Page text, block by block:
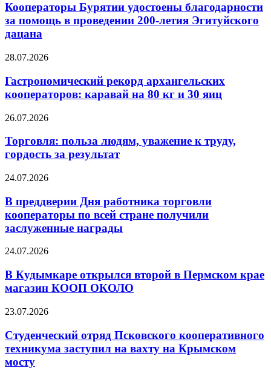
Кооператоры Бурятии удостоены благодарности
за помощь в проведении 200-летия Эгитуйского
дацана
28.07.2026
Гастрономический рекорд архангельских
кооператоров: каравай на 80 кг и 30 яиц
26.07.2026
Торговля: польза людям, уважение к труду,
гордость за результат
24.07.2026
В преддверии Дня работника торговли
кооператоры по всей стране получили
заслуженные награды
24.07.2026
В Кудымкаре открылся второй в Пермском крае
магазин КООП ОКОЛО
23.07.2026
Студенческий отряд Псковского кооперативного
техникума заступил на вахту на Крымском
мосту